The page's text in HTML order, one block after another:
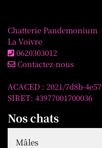
Chatterie Pandemonium
La Voivre
0620303012
Contactez-nous
ACACED : 2021/7d8b-4e57
SIRET: 43977001700036
Nos chats
Mâles